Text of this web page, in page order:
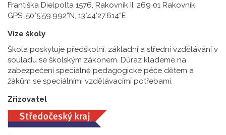
Františka Dielpolta 1576, Rakovník II, 269 01 Rakovník
GPS: 50°5’59.992”N, 13°44’27.614”E
Vize školy
Škola poskytuje předškolní, základní a střední vzdělávání v
souladu se školským zákonem. Důraz klademe na
zabezpečení speciálně pedagogické péče dětem a
žákům se speciálními vzdělávacími potřebami.
Zřizovatel